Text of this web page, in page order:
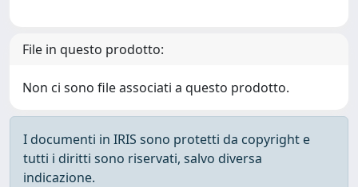
File in questo prodotto:
Non ci sono file associati a questo prodotto.
I documenti in IRIS sono protetti da copyright e
tutti i diritti sono riservati, salvo diversa
indicazione.